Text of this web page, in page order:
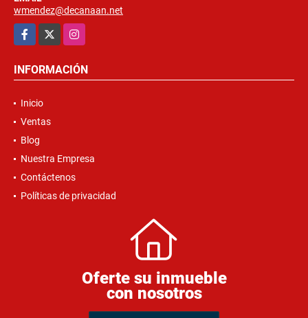
wmendez@decanaan.net
Facebook
Instagram
INFORMACIÓN
Inicio
Ventas
Blog
Nuestra Empresa
Contáctenos
Políticas de privacidad
Oferte su inmueble
con nosotros